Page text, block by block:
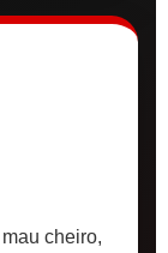
cheiro,